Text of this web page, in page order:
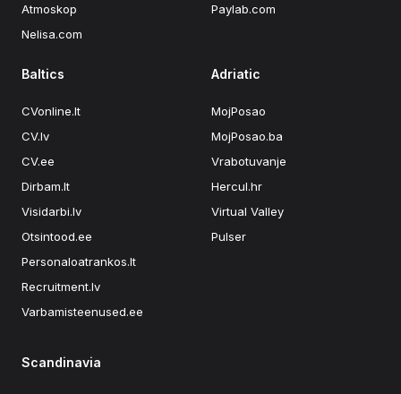
Atmoskop
Nelisa.com
Paylab.com
Baltics
CVonline.lt
CV.lv
CV.ee
Dirbam.lt
Visidarbi.lv
Otsintood.ee
Personaloatrankos.lt
Recruitment.lv
Varbamisteenused.ee
Adriatic
MojPosao
MojPosao.ba
Vrabotuvanje
Hercul.hr
Virtual Valley
Pulser
Scandinavia